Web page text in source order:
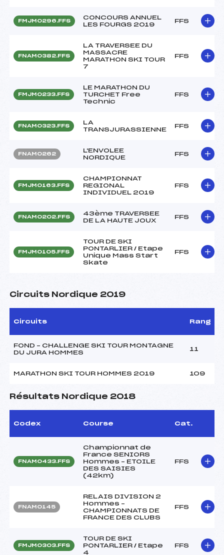
FMJM0296.FFS
CONCOURS ANNUEL
LES FOURGS 2019
FFS
FNAM0382.FFS
LA TRAVERSEE DU
MASSACRE
MARATHON SKI TOUR
7
FFS
FMJM0233.FFS
LE MARATHON DU
TURCHET Free
Technic
FFS
FNAM0323.FFS
LA
TRANSJURASSIENNE
FFS
FNAM0262
L'ENVOLEE
NORDIQUE
FFS
FMJM0163.FFS
CHAMPIONNAT
REGIONAL
INDIVIDUEL 2019
FFS
FNAM0202.FFS
43ème TRAVERSEE
DE LA HAUTE JOUX
FFS
FMJM0105.FFS
TOUR DE SKI
PONTARLIER / Etape
Unique Mass Start
Skate
FFS
Circuits Nordique 2019
Circuits Rang
FOND – CHALLENGE SKI TOUR MONTAGNE
DU JURA HOMMES
11
MARATHON SKI TOUR HOMMES 2019 109
Résultats Nordique 2018
Codex Course Cat.
FNAM0433.FFS
Championnat de
France SENIORS
Hommes – ETOILE
DES SAISIES
(42km)
FFS
FNAM0145
RELAIS DIVISION 2
Hommes –
CHAMPIONNATS DE
FRANCE DES CLUBS
FFS
FMJM0303.FFS
TOUR DE SKI
PONTARLIER / Etape
4
FFS